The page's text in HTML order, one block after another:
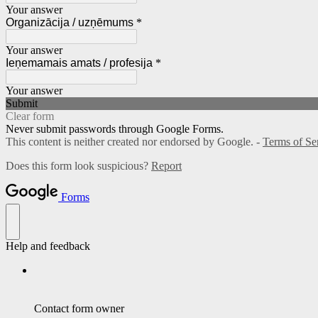
Your answer
Organizācija / uzņēmums *
Your answer
Ieņemamais amats / profesija *
Your answer
Submit
Clear form
Never submit passwords through Google Forms.
This content is neither created nor endorsed by Google. - Terms of
Does this form look suspicious? Report
Forms
Help and feedback
Contact form owner